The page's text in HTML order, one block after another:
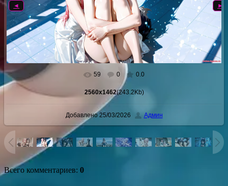
►
◄
В реальном размере 2560x1462
59 0 0.0
2560x1462(243.2Kb)
Добавлено25/03/2026 Админ
Всего комментариев: 0